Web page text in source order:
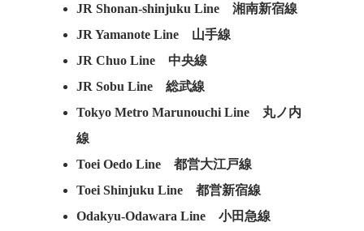
JR Shonan-shinjuku Line 湘南新宿線
JR Yamanote Line 山手線
JR Chuo Line 中央線
JR Sobu Line 総武線
Tokyo Metro Marunouchi Line 丸ノ内
線
Toei Oedo Line 都営大江戸線
Toei Shinjuku Line 都営新宿線
Odakyu-Odawara Line 小田急線